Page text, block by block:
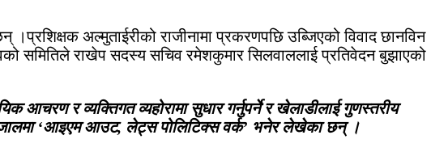
अल्मुताईरीको राजीनामा प्रकरणपछि उब्जिएको विवाद छानविन
समितिले राखेप सदस्य सचिव रमेशकुमार सिलवाललाई प्रतिवेदन बुझाएको
आचरण र व्यक्तिगत व्यहोरामा सुधार गर्नुपर्ने र खेलाडीलाई गुणस्तरीय
‘आइएम आउट, लेट्स पोलिटिक्स वर्क’ भनेर लेखेका छन् ।